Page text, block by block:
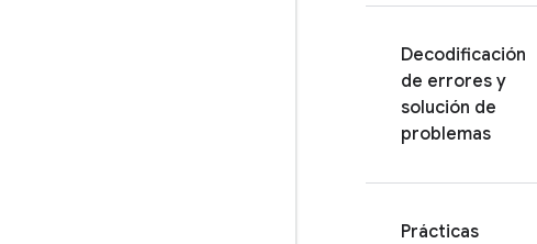
Decodificación
de errores y
solución de
problemas
Prácticas